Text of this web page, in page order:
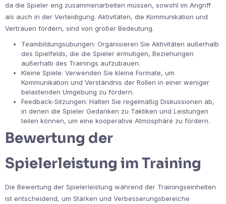
da die Spieler eng zusammenarbeiten müssen, sowohl im Angriff
als auch in der Verteidigung. Aktivitäten, die Kommunikation und
Vertrauen fördern, sind von großer Bedeutung.
Teambildungsübungen: Organisieren Sie Aktivitäten außerhalb
des Spielfelds, die die Spieler ermutigen, Beziehungen
außerhalb des Trainings aufzubauen.
Kleine Spiele: Verwenden Sie kleine Formate, um
Kommunikation und Verständnis der Rollen in einer weniger
belastenden Umgebung zu fördern.
Feedback-Sitzungen: Halten Sie regelmäßig Diskussionen ab,
in denen die Spieler Gedanken zu Taktiken und Leistungen
teilen können, um eine kooperative Atmosphäre zu fördern.
Bewertung der
Spielerleistung im Training
Die Bewertung der Spielerleistung während der Trainingseinheiten
ist entscheidend, um Stärken und Verbesserungsbereiche